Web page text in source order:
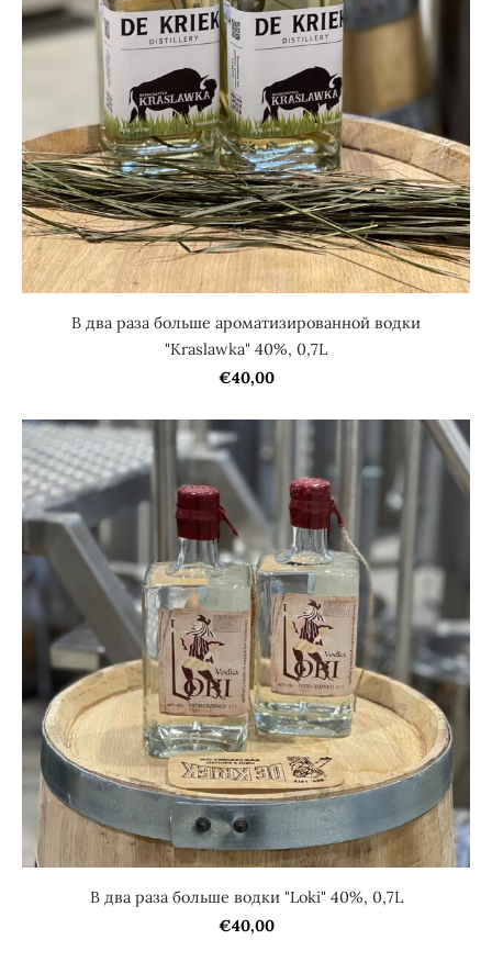
В два раза больше aроматизированной водки
"Kraslawka" 40%, 0,7L
€40,00
В два раза больше водки "Loki" 40%, 0,7L
€40,00